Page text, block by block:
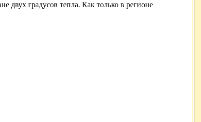
двух градусов тепла. Как только в регионе